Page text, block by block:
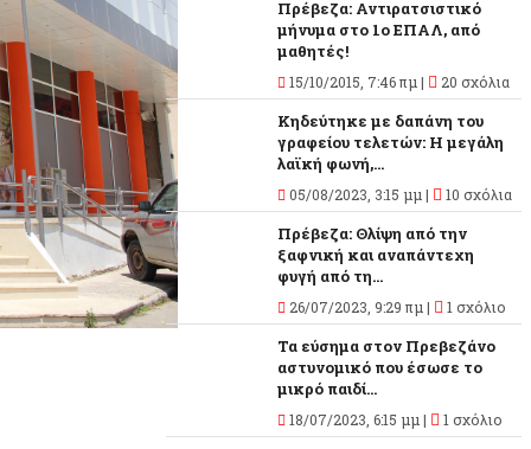
Πρέβεζα: Αντιρατσιστικό
μήνυμα στο 1ο ΕΠΑΛ, από
μαθητές!
15/10/2015, 7:46 πμ | 20 σχόλια
Κηδεύτηκε με δαπάνη του
γραφείου τελετών: Η μεγάλη
λαϊκή φωνή,...
05/08/2023, 3:15 μμ | 10 σχόλια
Πρέβεζα: Θλίψη από την
ξαφνική και αναπάντεχη
φυγή από τη...
26/07/2023, 9:29 πμ | 1 σχόλιο
Τα εύσημα στον Πρεβεζάνο
αστυνομικό που έσωσε το
μικρό παιδί...
18/07/2023, 6:15 μμ | 1 σχόλιο